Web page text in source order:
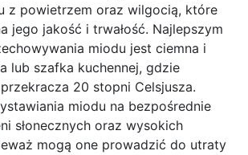
z powietrzem oraz wilgocią, które
jego jakość i trwałość. Najlepszym
miodu jest ciemna i
lub szafka kuchennej, gdzie
20 stopni Celsjusza.
miodu na bezpośrednie
słonecznych oraz wysokich
mogą one prowadzić do utraty